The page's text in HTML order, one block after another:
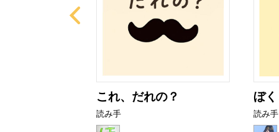
これ、だれの？
読み手
ぼ
読み手